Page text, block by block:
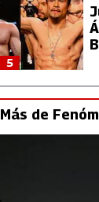
5
Más de